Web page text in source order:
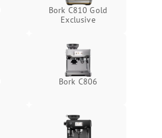
Bork C810 Gold
Exclusive
Bork C806